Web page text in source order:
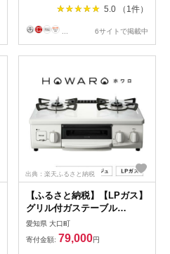
5.0 （1件）
6サイトで掲載中
出典：楽天ふるさと納税
【ふるさと納税】【LPガス】
グリル付ガステーブル
『HOWARO』ホワロ(点火つ
まみ:シャンパングレージュ)
幅56cm【1624005】
愛知県 大口町
寄付金額: 79,000円